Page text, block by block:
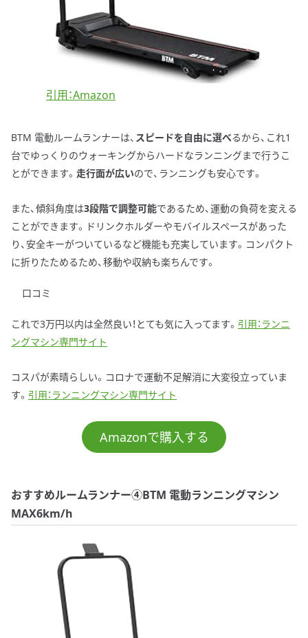
引用：Amazon
BTM 電動ルームランナーは、 スピードを自由に選べるから、これ1
台でゆっくりのウォーキングからハードなランニングまで行うこ
とができます。 走行面が広いので、ランニングも安心です。
また、傾斜角度は3段階で調整可能であるため、運動の負荷を変える
ことができます。ドリンクホルダーやモバイルスペースがあった
り、安全キーがついているなど機能も充実しています。コンパクト
に折りたためるため、移動や収納も楽ちんです。
口コミ
これで3万円以内は全然良い！とても気に入ってます。 引用：ランニ
ングマシン専門サイト
コスパが素晴らしい。コロナで運動不足解消に大変役立っていま
す。 引用：ランニングマシン専門サイト
Amazonで購入する
おすすめルームランナー④BTM 電動ランニングマシン
MAX6km/h